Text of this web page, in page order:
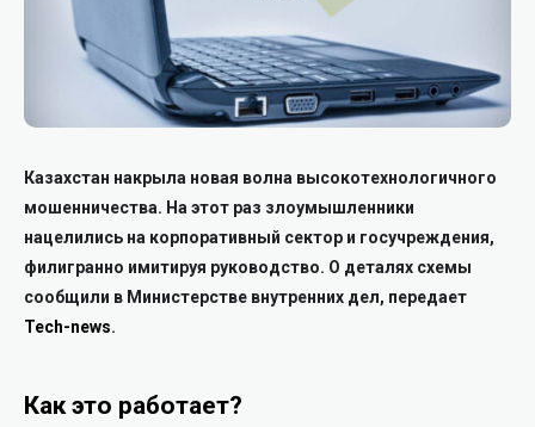
Казахстан накрыла новая волна высокотехнологичного
мошенничества. На этот раз злоумышленники
нацелились на корпоративный сектор и госучреждения,
филигранно имитируя руководство. О деталях схемы
сообщили в Министерстве внутренних дел, передает
Tech-news.
Как это работает?